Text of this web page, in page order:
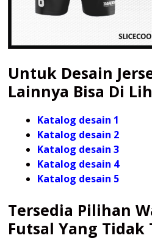
Untuk Desain
Lainnya Bisa Di
Katalog desain 1
Katalog desain 2
Katalog desain 3
Katalog desain 4
Katalog desain 5
Tersedia Pilihan
Futsal Yang Tidak